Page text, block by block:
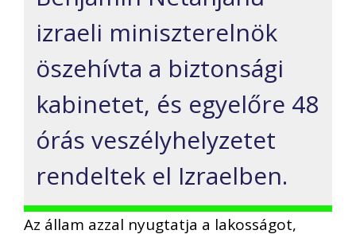
izraeli miniszterelnök
öszehívta a biztonsági
kabinetet, és egyelőre 48
órás veszélyhelyzetet
rendeltek el Izraelben.
Az állam azzal nyugtatja a lakosságot,